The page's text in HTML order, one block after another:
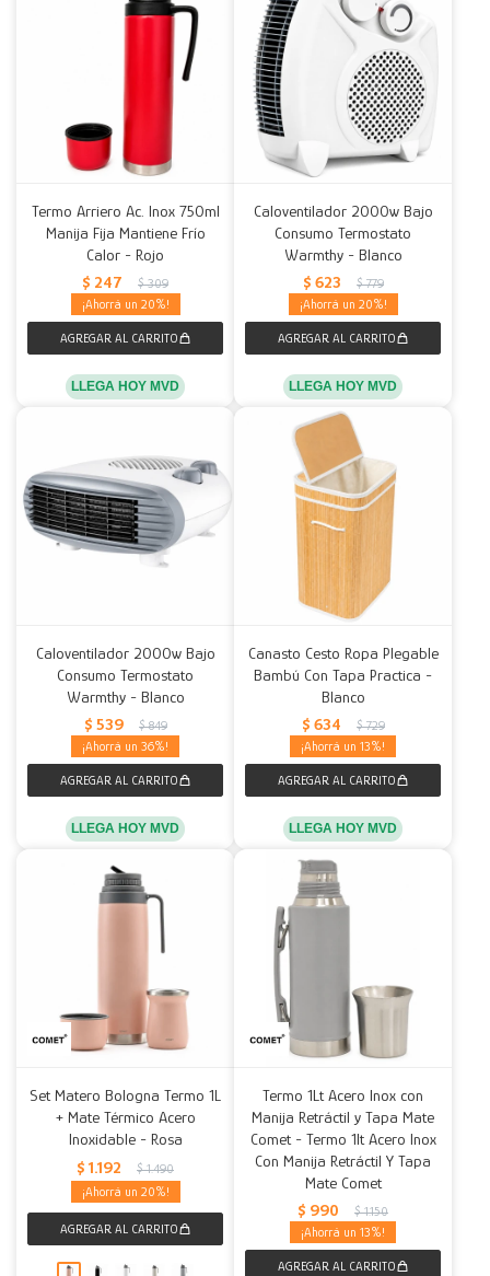
Termo Arriero Ac. Inox 750ml
Manija Fija Mantiene Frío
Calor - Rojo
$ 247 $ 309
20
LLEGA HOY MVD
Caloventilador 2000w Bajo
Consumo Termostato
Warmthy - Blanco
$ 623 $ 779
20
LLEGA HOY MVD
Caloventilador 2000w Bajo
Consumo Termostato
Warmthy - Blanco
$ 539 $ 849
36
LLEGA HOY MVD
Canasto Cesto Ropa Plegable
Bambú Con Tapa Practica -
Blanco
$ 634 $ 729
13
LLEGA HOY MVD
Set Matero Bologna Termo 1L
+ Mate Térmico Acero
Inoxidable - Rosa
$ 1.192 $ 1.490
20
Termo 1Lt Acero Inox con
Manija Retráctil y Tapa Mate
Comet - Termo 1lt Acero Inox
Con Manija Retráctil Y Tapa
Mate Comet
$ 990 $ 1.150
13